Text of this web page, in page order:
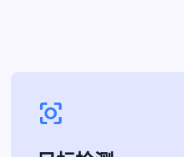
center_focus_strong